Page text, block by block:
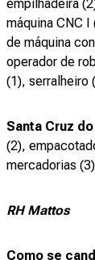
empilhadeira
máquina CNC
de máquina
operador de
(1), serralheiro
Santa Cruz do
(2),
mercadorias (3)
RH Mattos
Como se